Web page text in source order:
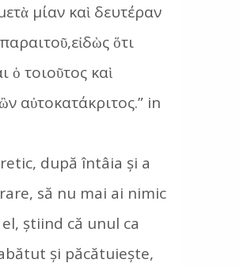
μίαν καὶ δευτέραν
ὅτι
ὁ τοιοῦτος καὶ
αὐτοκατάκριτος.” in
după întâia și a
să nu mai ai nimic
știind că unul ca
și păcătuiește,